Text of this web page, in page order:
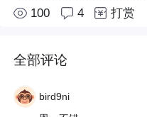
100 4 打赏
全部评论
bird9ni